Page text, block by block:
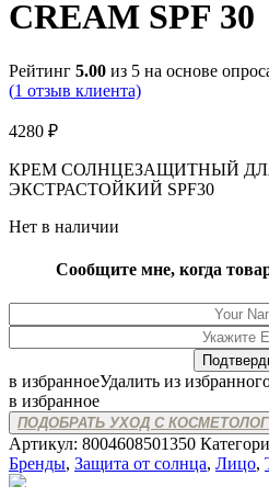
CREAM SPF 30
Рейтинг 5.00 из 5 на основе
(1 отзыв клиента)
4280 ₽
КРЕМ СОЛНЦЕЗАЩИТНЫЙ
ЭКСТРАСТОЙКИЙ SPF30
Нет в наличии
Сообщите мне, когда
в избранноеУдалить из
в избранное
ПОДОБРАТЬ УХОД С
Артикул: 8004608501350
Бренды, Защита от солнца, Лицо,